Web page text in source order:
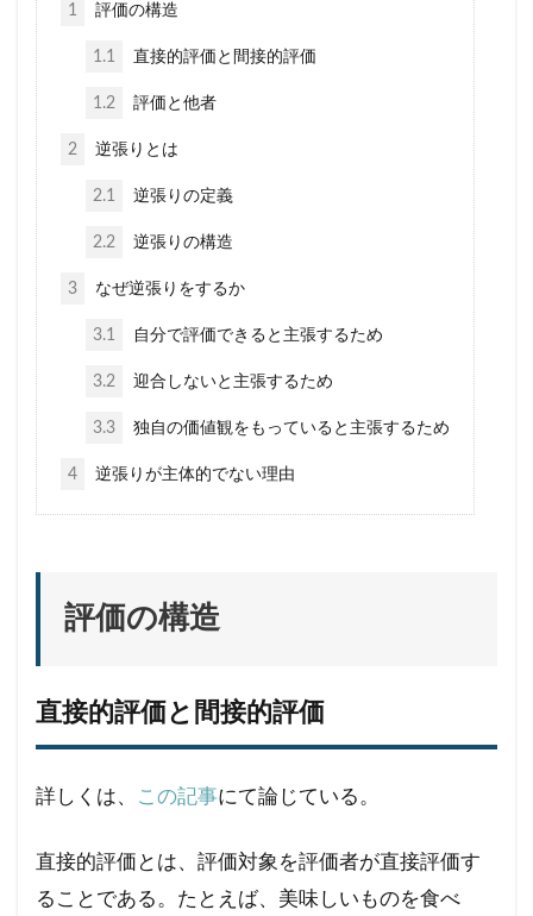
1 評価の構造
1.1 直接的評価と間接的評価
1.2 評価と他者
2 逆張りとは
2.1 逆張りの定義
2.2 逆張りの構造
3 なぜ逆張りをするか
3.1 自分で評価できると主張するため
3.2 迎合しないと主張するため
3.3 独自の価値観をもっていると主張するため
4 逆張りが主体的でない理由
評価の構造
直接的評価と間接的評価
詳しくは、 この記事にて論じている。
直接的評価とは、評価対象を評価者が直接評価す
ることである。たとえば、美味しいものを食べ